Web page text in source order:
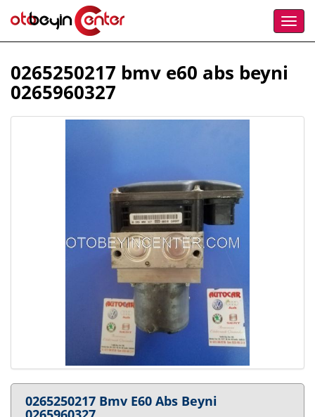
0265250217 bmv e60 abs beyni
0265960327
0265250217 Bmv E60 Abs Beyni